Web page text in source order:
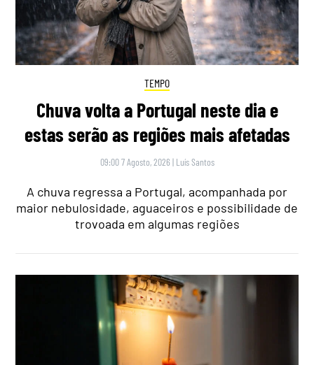
TEMPO
Chuva volta a Portugal neste dia e
estas serão as regiões mais afetadas
09:00 7 Agosto, 2026 | Luís Santos
A chuva regressa a Portugal, acompanhada por
maior nebulosidade, aguaceiros e possibilidade de
trovoada em algumas regiões